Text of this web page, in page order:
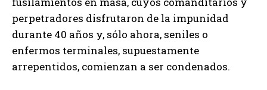
perpetradores disfrutaron de la impunidad
durante 40 años y, sólo ahora, seniles o
enfermos terminales, supuestamente
arrepentidos, comienzan a ser condenados.